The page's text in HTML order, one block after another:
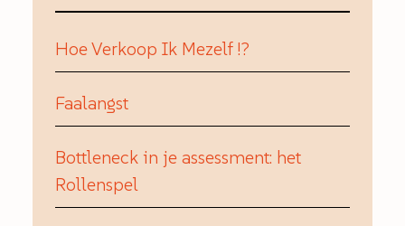
Hoe Verkoop Ik Mezelf !?
Faalangst
Bottleneck in je assessment: het
Rollenspel